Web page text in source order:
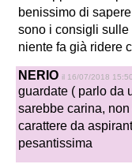
benissimo di
sono i consigli
niente fa già ridere
NERIO il 16/07/2018 15:50
guardate ( parlo da
sarebbe carina,
carattere da
pesantissima